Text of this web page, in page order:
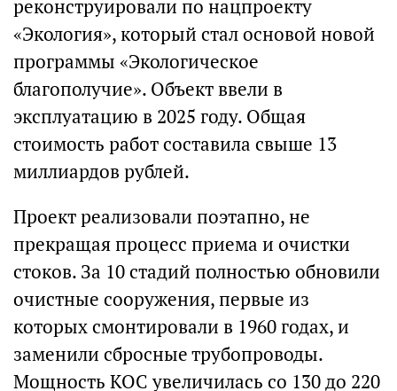
реконструировали по нацпроекту
«Экология», который стал основой новой
программы «Экологическое
благополучие». Объект ввели в
эксплуатацию в 2025 году. Общая
стоимость работ составила свыше 13
миллиардов рублей.
Проект реализовали поэтапно, не
прекращая процесс приема и очистки
стоков. За 10 стадий полностью обновили
очистные сооружения, первые из
которых смонтировали в 1960 годах, и
заменили сбросные трубопроводы.
Мощность КОС увеличилась со 130 до 220